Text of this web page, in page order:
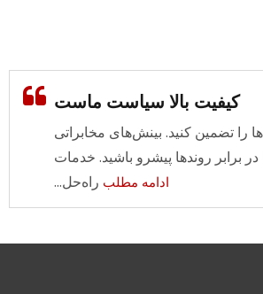
کیفیت بالا سیاست ماست
را تضمین کنید. بینش‌های مخابراتی
برابر روندها پیشرو باشید. خدمات
راه‌حل... ادامه مطلب